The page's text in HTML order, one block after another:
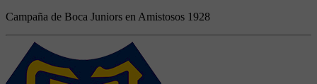
Campaña de Boca Juniors en Amistosos 1928